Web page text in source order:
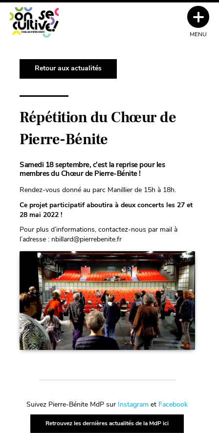
Retour aux actualités
Répétition du Chœur de
Pierre-Bénite
Samedi 18 septembre, c’est la reprise pour les
membres du Chœur de Pierre-Bénite !
Rendez-vous donné au parc Manillier de 15h à 18h.
Ce projet participatif aboutira à deux concerts les 27 et
28 mai 2022 !
Pour plus d’informations, contactez-nous par mail à
l’adresse : nbillard@pierrebenite.fr
Suivez Pierre-Bénite MdP sur Instagram et Facebook
Retrouvez les dernières actualités de la MdP ici
MENU